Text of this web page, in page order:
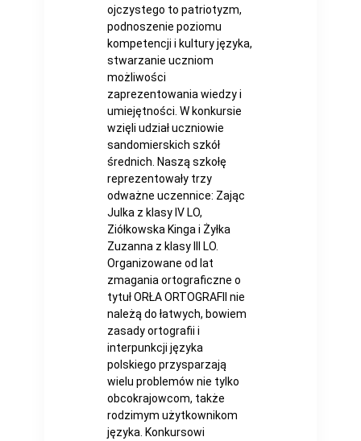
ojczystego to patriotyzm,
podnoszenie poziomu
kompetencji i kultury języka,
stwarzanie uczniom
możliwości
zaprezentowania wiedzy i
umiejętności. W konkursie
wzięli udział uczniowie
sandomierskich szkół
średnich. Naszą szkołę
reprezentowały trzy
odważne uczennice: Zając
Julka z klasy IV LO,
Ziółkowska Kinga i Żyłka
Zuzanna z klasy III LO.
Organizowane od lat
zmagania ortograficzne o
tytuł ORŁA ORTOGRAFII nie
należą do łatwych, bowiem
zasady ortografii i
interpunkcji języka
polskiego przysparzają
wielu problemów nie tylko
obcokrajowcom, także
rodzimym użytkownikom
języka. Konkursowi